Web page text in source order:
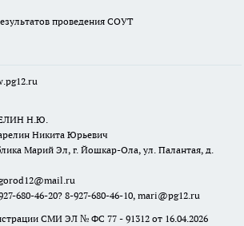
проведения СОУТ
Н.Ю.
Никита Юрьевич
Марий Эл, г. Йошкар-Ола, ул. Палантая, д.
680-46-20? 8-927-680-46-10, mari@pg12.ru
СМИ ЭЛ № ФС 77 - 91312 от 16.04.2026